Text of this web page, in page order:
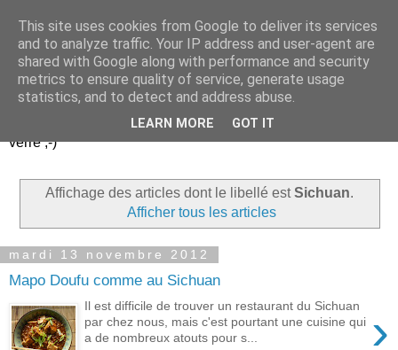
Un peu gay dans les
coings...
Découvrir le monde. Assiette après assiette. Verre après
verre ;-)
Affichage des articles dont le libellé estSichuan.
Afficher tous les articles
mardi 13 novembre 2012
Mapo Doufu comme au Sichuan
›
Il est difficile de trouver un restaurant du Sichuan
par chez nous, mais c'est pourtant une cuisine qui
a de nombreux atouts pour s...
This site uses cookies from Google to deliver its services
and to analyze traffic. Your IP address and user-agent are
shared with Google along with performance and security
metrics to ensure quality of service, generate usage
statistics, and to detect and address abuse.
LEARN MORE GOT IT